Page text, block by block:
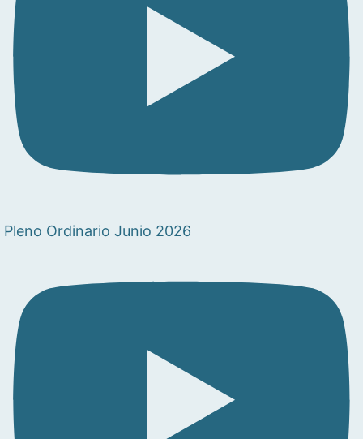
Pleno Ordinario Junio 2026